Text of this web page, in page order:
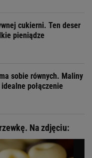
cukierni. Ten deser
pieniądze
sobie równych. Maliny
połączenie
Na zdjęciu: